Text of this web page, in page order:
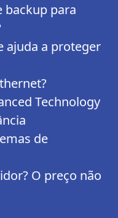
backup para
ajuda a proteger
Technology
de
O preço não